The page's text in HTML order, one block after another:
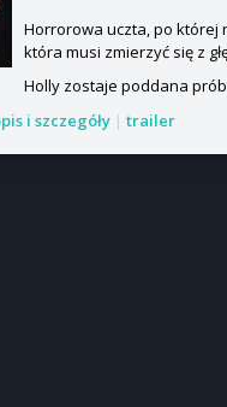
Horrorowa uczta, po której
która musi zmierzyć się z
Holly zostaje poddana
i szczegóły | trailer